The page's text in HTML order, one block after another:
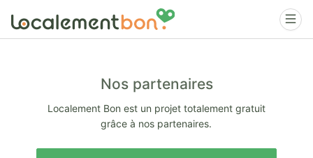
Nos partenaires
Localement Bon est un projet totalement gratuit
grâce à nos partenaires.